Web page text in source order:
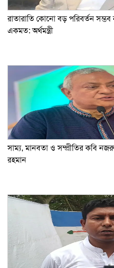
রাতারাতি কোনো বড় পরিবর্তন
একমত: অর্থমন্ত্রী
সাম্য, মানবতা ও সম্প্রীতির কবি
রহমান